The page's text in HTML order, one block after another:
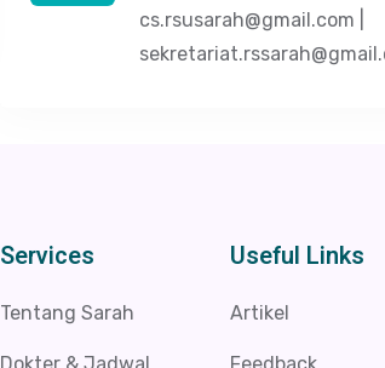
cs.rsusarah@gmail.com |
Services
Tentang Sarah
Dokter & Jadwal
Useful Links
Artikel
Feedback